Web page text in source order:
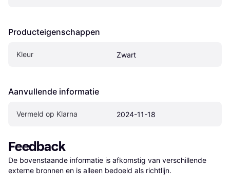
Producteigenschappen
Kleur Zwart
Aanvullende informatie
Vermeld op Klarna 2024-11-18
Feedback
De bovenstaande informatie is afkomstig van verschillende
externe bronnen en is alleen bedoeld als richtlijn.